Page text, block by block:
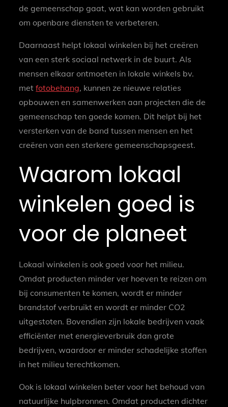
de gemeenschap gaat, wat kan worden gebruikt
om openbare diensten te verbeteren.
Daarnaast helpt lokaal winkelen bij het creëren
van een sterk sociaal netwerk in de buurt. Als
mensen elkaar ontmoeten in lokale winkels bv.
metfotobehang, kunnen ze nieuwe relaties
opbouwen en samenwerken aan projecten die de
gemeenschap ten goede komen. Dit helpt bij het
versterken van de band tussen mensen en het
creëren van een sterkere gemeenschapsgeest.
Waarom lokaal
winkelen goed is
voor de planeet
Lokaal winkelen is ook goed voor het milieu.
Omdat producten minder ver hoeven te reizen om
bij consumenten te komen, wordt er minder
brandstof verbruikt en wordt er minder CO2
uitgestoten. Bovendien zijn lokale bedrijven vaak
efficiënter met energieverbruik dan grote
bedrijven, waardoor er minder schadelijke stoffen
in het milieu terechtkomen.
Ook is lokaal winkelen beter voor het behoud van
natuurlijke hulpbronnen. Omdat producten dichter